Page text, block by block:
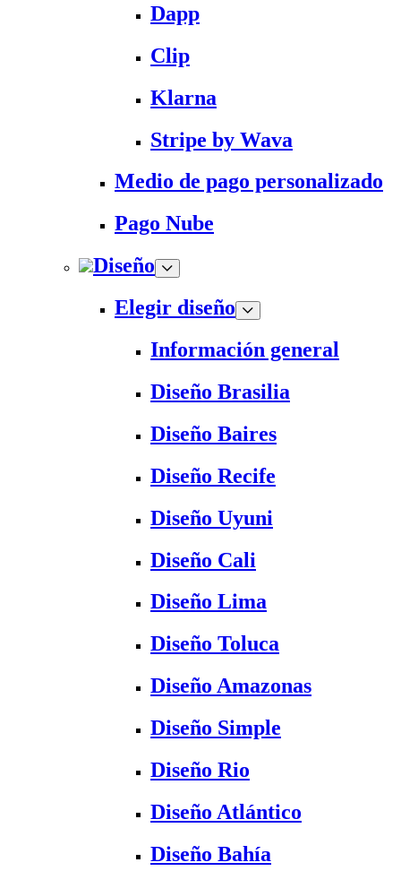
Dapp
Clip
Klarna
Stripe by Wava
Medio de pago personalizado
Pago Nube
Diseño
Elegir diseño
Información general
Diseño Brasilia
Diseño Baires
Diseño Recife
Diseño Uyuni
Diseño Cali
Diseño Lima
Diseño Toluca
Diseño Amazonas
Diseño Simple
Diseño Rio
Diseño Atlántico
Diseño Bahía